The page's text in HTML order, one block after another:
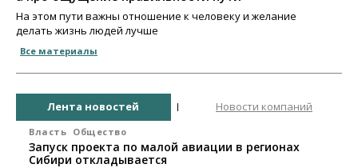
На этом пути важны отношение к человеку и желание
делать жизнь людей лучше
Все материалы
Лента новостей Новости компаний
Власть Общество
Запуск проекта по малой авиации в регионах
Сибири откладывается